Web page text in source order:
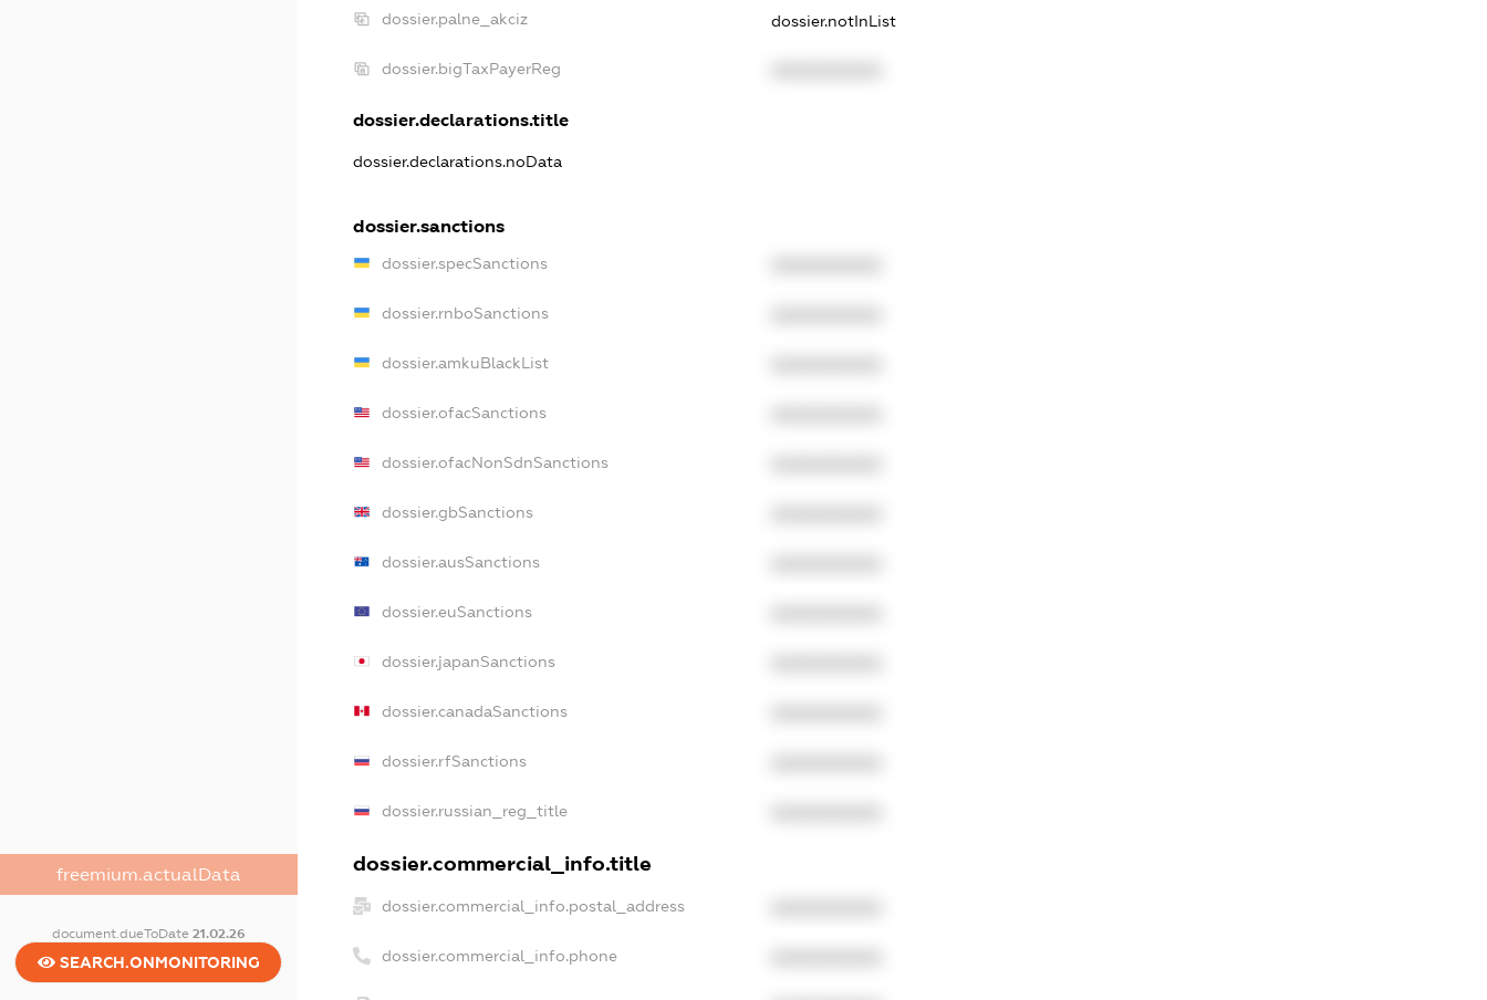
freemium.actualData
document.dueToDate 21.02.26
SEARCH.ONMONITORING
dossier.palne_akciz dossier.notInList
dossier.bigTaxPayerReg
dossier.declarations.title
dossier.declarations.noData
dossier.sanctions
dossier.specSanctions
dossier.rnboSanctions
dossier.amkuBlackList
dossier.ofacSanctions
dossier.ofacNonSdnSanctions
dossier.gbSanctions
dossier.ausSanctions
dossier.euSanctions
dossier.japanSanctions
dossier.canadaSanctions
dossier.rfSanctions
dossier.russian_reg_title
dossier.commercial_info.title
dossier.commercial_info.postal_address
dossier.commercial_info.phone